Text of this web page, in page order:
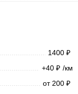
1400 ₽
+40 ₽ /км
от 200 ₽